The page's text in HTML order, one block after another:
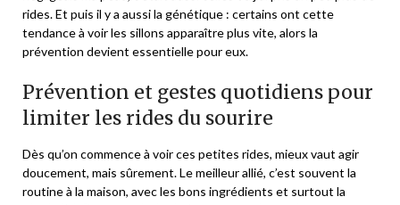
rides. Et puis il y a aussi la génétique : certains ont cette
tendance à voir les sillons apparaître plus vite, alors la
prévention devient essentielle pour eux.
Prévention et gestes quotidiens pour
limiter les rides du sourire
Dès qu’on commence à voir ces petites rides, mieux vaut agir
doucement, mais sûrement. Le meilleur allié, c’est souvent la
routine à la maison, avec les bons ingrédients et surtout la